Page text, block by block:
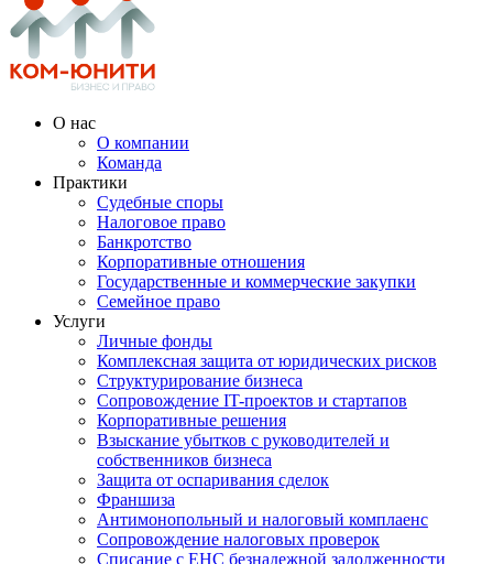
О нас
О компании
Команда
Практики
Судебные споры
Налоговое право
Банкротство
Корпоративные отношения
Государственные и коммерческие закупки
Семейное право
Услуги
Личные фонды
Комплексная защита от юридических рисков
Структурирование бизнеса
Сопровождение IT-проектов и стартапов
Корпоративные решения
Взыскание убытков с руководителей и
собственников бизнеса
Защита от оспаривания сделок
Франшиза
Антимонопольный и налоговый комплаенс
Сопровождение налоговых проверок
Списание с ЕНС безнадежной задолженности